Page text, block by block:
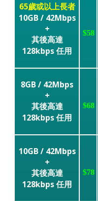
65歲或以上長者
10GB / 42Mbps
+
其後高達
128kbps 任用
$58
8GB / 42Mbps
+
其後高達
128kbps 任用
$68
10GB / 42Mbps
+
其後高達
128kbps 任用
$78